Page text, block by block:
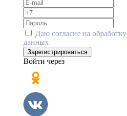
Даю согласие на обработку
данных
Зарегистрироваться
Войти через